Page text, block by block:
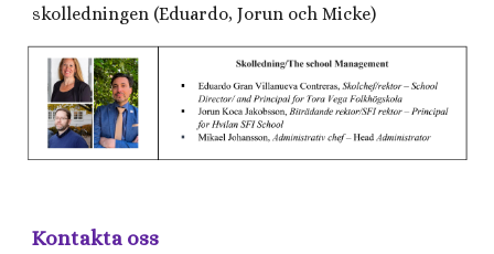
skolledningen (Eduardo, Jorun och Micke)
Kontakta oss